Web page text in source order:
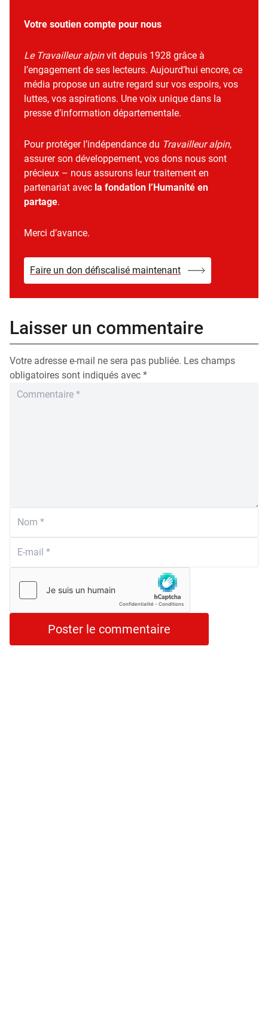
Votre soutien compte pour nous
Le Travailleur alpinvit depuis 1928 grâce à
l’engagement de ses lecteurs. Aujourd’hui encore, ce
média propose un autre regard sur vos espoirs, vos
luttes, vos aspirations. Une voix unique dans la
presse d’information départementale.
Pour protéger l’indépendance du Travailleur alpin,
assurer son développement, vos dons nous sont
précieux – nous assurons leur traitement en
partenariat avec la fondation l’Humanité en
partage.
Merci d’avance.
Faire un don défiscalisé maintenant
Laisser un commentaire
Votre adresse e-mail ne sera pas publiée. Les champs
obligatoires sont indiqués avec *